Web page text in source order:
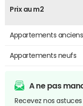
Prix au m2
Appartements anciens
Appartements neufs
A ne pas
Recevez nos